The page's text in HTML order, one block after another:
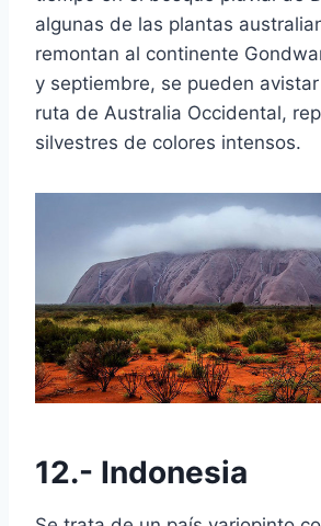
algunas de las plantas
remontan al continente
y septiembre, se pueden
ruta de Australia Occidental,
silvestres de colores intensos.
12.- Indonesia